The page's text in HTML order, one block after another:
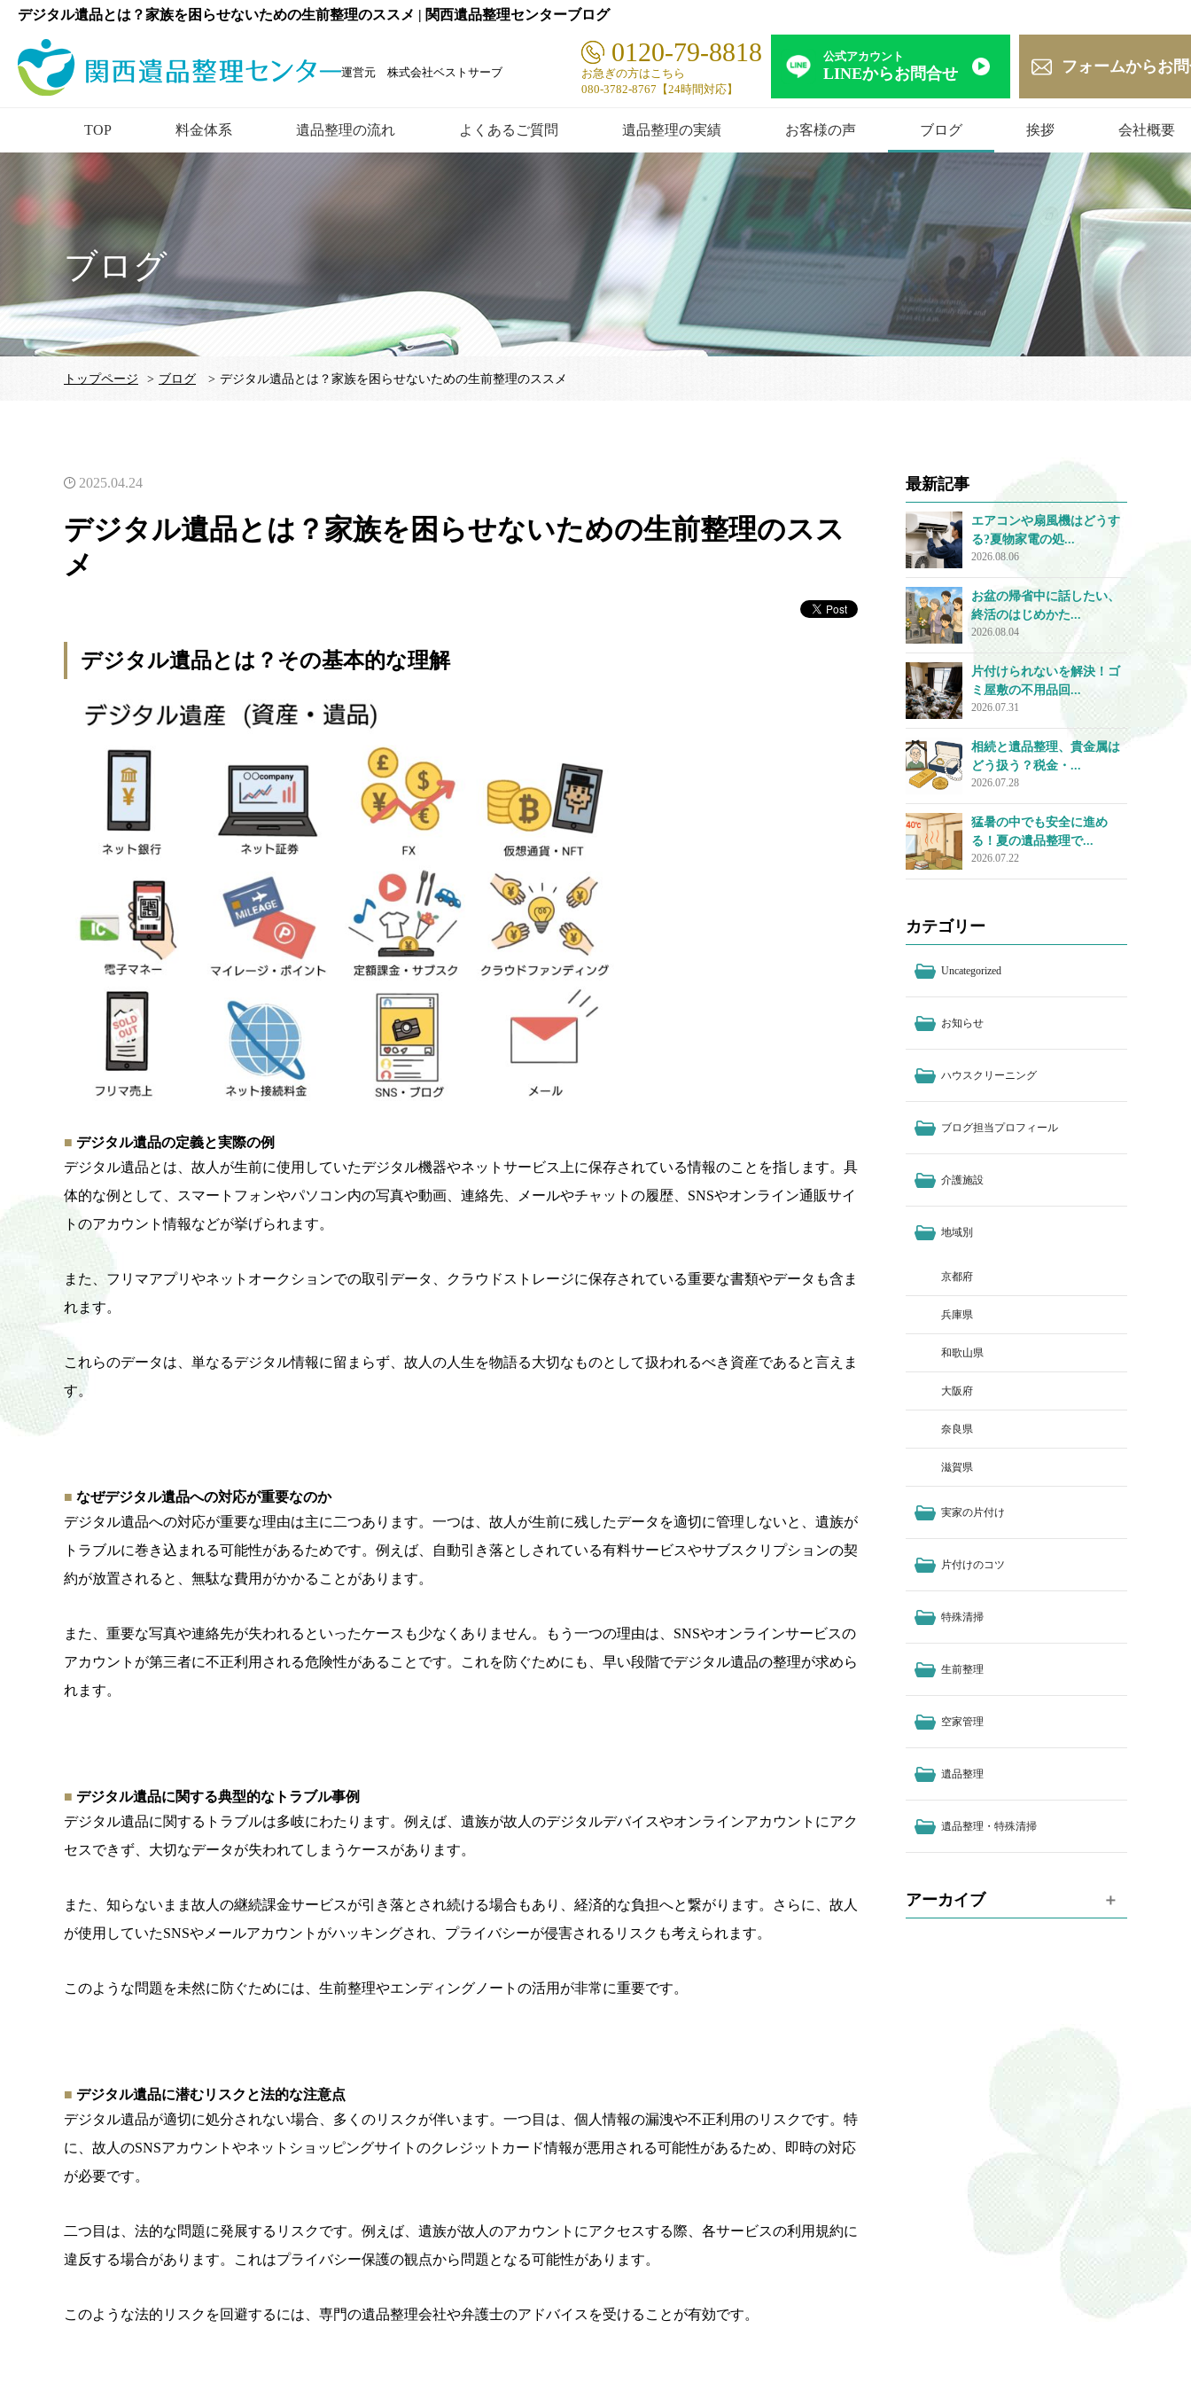
デジタル遺品とは？家族を困らせないための生前整理のススメ | 関西遺品整理センターブログ
運営元 株式会社ベストサーブ
0120-79-8818
お急ぎの方はこちら
080-3782-8767【24時間対応】
フォームからお
公式アカウント
LINEからお問合せ
TOP 料金体系 遺品整理の流れ よくあるご質問 遺品整理の実績 お客様の声 ブログ 挨拶 会社概要
ブログ
トップページ > ブログ > デジタル遺品とは？家族を困らせないための生前整理のススメ
2025.04.24
デジタル遺品とは？家族を困らせないための生前整理のスス
メ
デジタル遺品とは？その基本的な理解
デジタル遺品の定義と実際の例
デジタル遺品とは、 故人が生前に使用していたデジタル機器やネットサービス上に保存されている情報のことを指します。具
体的な例として、
スマートフォンやパソコン内の写真や動画、連絡先、 メールやチャットの履歴、 SNSやオンライン通販サイ
トのアカウント情報などが挙げられま す。
また、フリマアプリやネットオークションでの取引データ、
クラウドストレージに保存されている重要な書類やデータも含ま
れます。
これらのデータは、単なるデジタル情報に留まらず、 故人の人生を物語る大切なものとして扱われるべき資産であると言えま
す。
なぜデジタル遺品への対応が重要なのか
デジタル遺品への対応が重要な理由は主に二つあります。一つは、 故人が生前に残したデータを適切に管理しないと、 遺族が
トラブルに巻き込まれる可能性があるためです。例えば、
自動引き落としされている有料サービスやサブスクリプションの契
約が放置されると、無駄な費用がかかることがあります。
また、 重要な写真や連絡先が失われるといったケースも少なくありません。もう一つの理由は、 SNSやオンラインサービスの
アカウントが第三者に不正利用される危険性があることです。これを防ぐためにも、 早い段階でデジタル遺品の整理が求めら
れます。
デジタル遺品に関する典型的なトラブル事例
デジタル遺品に関するトラブルは多岐にわたります。例えば、 遺族が故人のデジタルデバイスやオンラインアカウントにアク
セスできず、大切なデータが失われてしまうケースがあります。
また、 知らないまま故人の継続課金サービスが引き落とされ続ける場合もあり、経済的な負担へと繋がります。さらに、 故人
が使用していたSNSやメールアカウントがハッキングされ、 プライバシーが侵害されるリスクも考えられます。
このような問題を未然に防ぐためには、 生前整理やエンディングノートの活用が非常に重要です。
デジタル遺品に潜むリスクと法的な注意点
デジタル遺品が適切に処分されない場合、 多くのリスクが伴います。一つ目は、 個人情報の漏洩や不正利用のリスクです。特
に、 故人のSNSアカウントやネットショッピングサイトのクレジット カード情報が悪用される可能性があるため、
即時の対応
が必要です。
二つ目は、 法的な問題に発展するリスクです。例えば、 遺族が故人のアカウントにアクセスする際、 各サービスの利用規約に
違反する場合があります。
これはプライバシー保護の観点から問題となる可能性があります。
このような法的リスクを回避するには、 専門の遺品整理会社や弁護士のアドバイスを受けることが有効です。
最新記事
エアコンや扇風機はどうす
る?夏物家電の処...
2026.08.06
お盆の帰省中に話したい、
終活のはじめかた...
2026.08.04
片付けられないを解決！ゴ
ミ屋敷の不用品回...
2026.07.31
相続と遺品整理、貴金属は
どう扱う？税金・...
2026.07.28
猛暑の中でも安全に進め
る！夏の遺品整理で...
2026.07.22
カテゴリー
Uncategorized
お知らせ
ハウスクリーニング
ブログ担当プロフィール
介護施設
地域別
京都府
兵庫県
和歌山県
大阪府
奈良県
滋賀県
実家の片付け
片付けのコツ
特殊清掃
生前整理
空家管理
遺品整理
遺品整理・特殊清掃
アーカイブ